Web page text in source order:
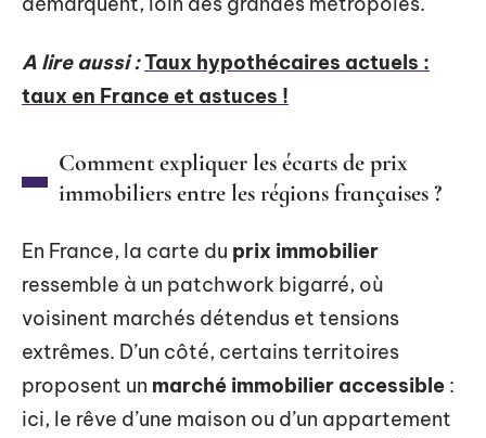
A lire aussi :Taux hypothécaires actuels :
taux en France et astuces !
Comment expliquer les écarts de prix
immobiliers entre les régions françaises ?
En France, la carte du prix immobilier
ressemble à un patchwork bigarré, où
voisinent marchés détendus et tensions
extrêmes. D’un côté, certains territoires
proposent un marché immobilier accessible :
ici, le rêve d’une maison ou d’un appartement